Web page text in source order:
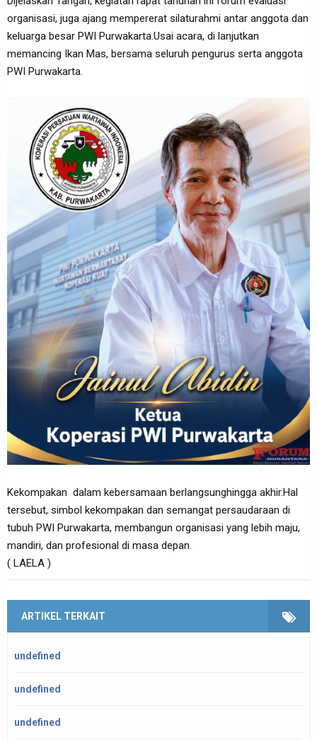
organisasi, juga ajang mempererat silaturahmi antar anggota dan
keluarga besar PWI Purwakarta.Usai acara, di lanjutkan
memancing Ikan Mas, bersama seluruh pengurus serta anggota
PWI Purwakarta.
Kekompakan dalam kebersamaan berlangsunghingga akhir.Hal
tersebut, simbol kekompakan dan semangat persaudaraan di
tubuh PWI Purwakarta, membangun organisasi yang lebih maju,
mandiri, dan profesional di masa depan.
( LAELA )
ARTIKEL TERKAIT
undefined
undefined
undefined